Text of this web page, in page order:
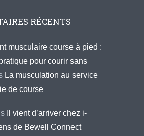
RÉCENTS
musculaire course à pied :
pour courir sans
La musculation au service
de course
Il vient d’arriver chez i-
de Bewell Connect